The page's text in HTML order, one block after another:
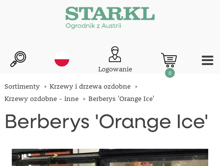
Logowanie 0
Sortimenty
Krzewy i drzewa ozdobne
Krzewy ozdobne - inne
Berberys 'Orange Ice'
Berberys 'Orange Ice'